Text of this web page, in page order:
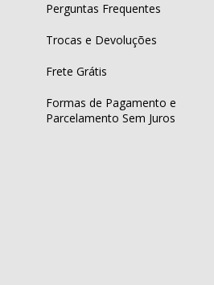
Perguntas Frequentes
Trocas e Devoluções
Frete Grátis
Formas de Pagamento e
Parcelamento Sem Juros